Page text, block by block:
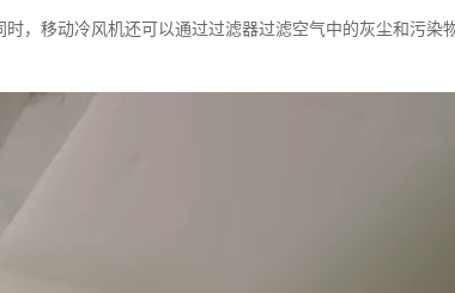
，移动冷风机还可以通过过滤器过滤空气中的灰尘和污染